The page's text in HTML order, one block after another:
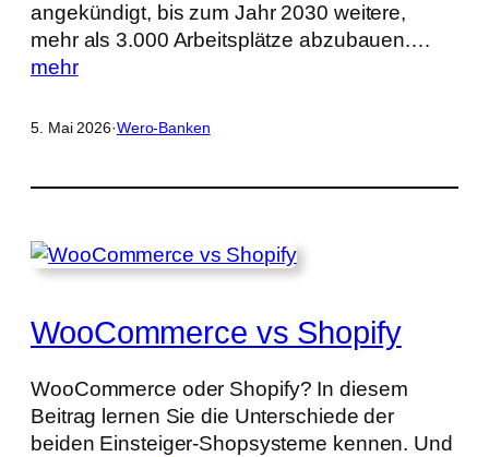
angekündigt, bis zum Jahr 2030 weitere,
mehr als 3.000 Arbeitsplätze abzubauen.…
mehr
5. Mai 2026·Wero-Banken
WooCommerce vs Shopify
WooCommerce oder Shopify? In diesem
Beitrag lernen Sie die Unterschiede der
beiden Einsteiger-Shopsysteme kennen. Und